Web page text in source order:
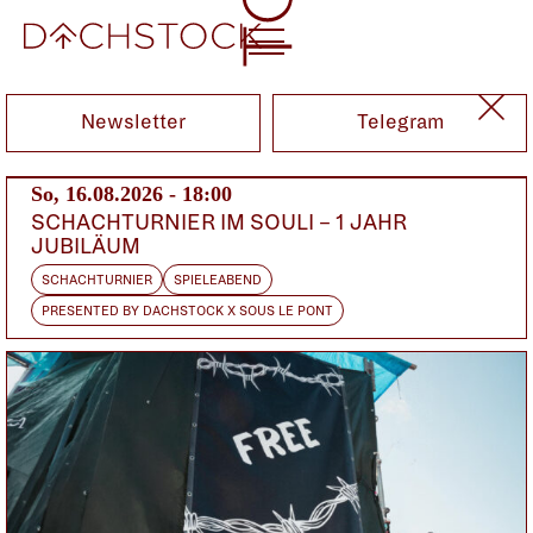
Do, 21.10.2010
GEOFF BERNER
REVEREND BEAT-MAN CH | VOODOO RHYTHM RECORDS
Newsletter Telegram
So, 16.08.2026 - 18:00
SCHACHTURNIER IM SOULI – 1 JAHR
JUBILÄUM
SCHACHTURNIER SPIELEABEND
PRESENTED BY DACHSTOCK X SOUS LE PONT